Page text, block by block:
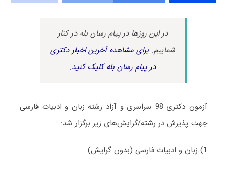
در این روزها در پیام رسان بله در کنار
شماییم.برای مشاهده آخرین اخبار دکتری
در پیام رسان بله کلیک کنید.
آزمون دکتری 98 سراسری و آزاد رشته زبان و ادبیات فارسی
جهت پذیرش در رشته/گرایش‌های زیر برگزار شد:
1) زبان و ادبیات فارسی (بدون گرایش)